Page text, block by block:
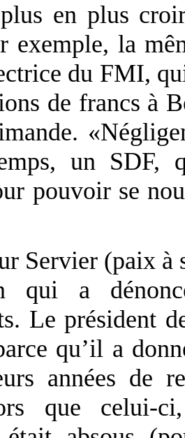
en plus
exemple, la
du FMI,
de francs à
un SDF,
pouvoir se
Servier (paix à
qui a
Le président
qu’il a
années de
que celui-